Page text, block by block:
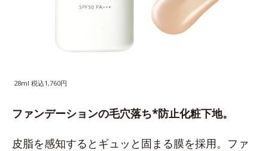
28ml 税込1,760円
ファンデーションの毛穴落ち*防止化粧下地。
皮脂を感知するとギュッと固まる膜を採用。ファ